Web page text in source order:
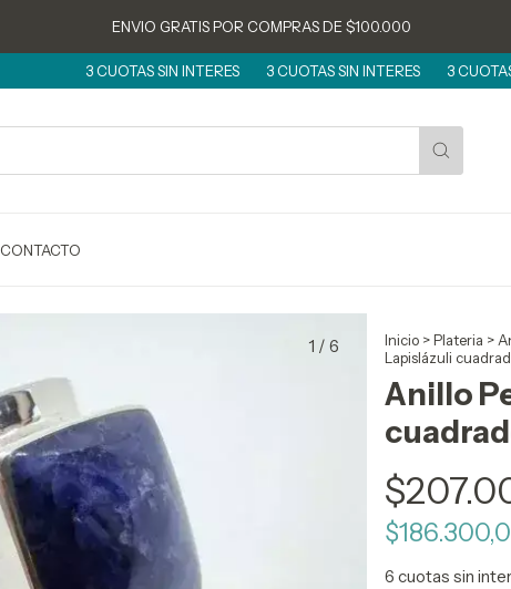
ENVIO GRATIS POR COMPRAS DE $100.000
3 CUOTAS SIN INTERES 3 CUOTAS SIN INTERES 3 CUOTAS SIN
CONTACTO
1 / 6 Inicio > Plateria >
Lapislázuli
Anillo
6 cuotas sin